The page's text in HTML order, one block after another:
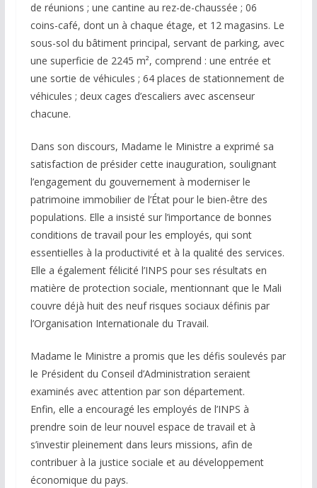
de réunions ; une cantine au rez-de-chaussée ; 06
coins-café, dont un à chaque étage, et 12 magasins. Le
sous-sol du bâtiment principal, servant de parking, avec
une superficie de 2245 m², comprend : une entrée et
une sortie de véhicules ; 64 places de stationnement de
véhicules ; deux cages d’escaliers avec ascenseur
chacune.
Dans son discours, Madame le Ministre a exprimé sa
satisfaction de présider cette inauguration, soulignant
l’engagement du gouvernement à moderniser le
patrimoine immobilier de l’État pour le bien-être des
populations. Elle a insisté sur l’importance de bonnes
conditions de travail pour les employés, qui sont
essentielles à la productivité et à la qualité des services.
Elle a également félicité l’INPS pour ses résultats en
matière de protection sociale, mentionnant que le Mali
couvre déjà huit des neuf risques sociaux définis par
l’Organisation Internationale du Travail.
Madame le Ministre a promis que les défis soulevés par
le Président du Conseil d’Administration seraient
examinés avec attention par son département.
Enfin, elle a encouragé les employés de l’INPS à
prendre soin de leur nouvel espace de travail et à
s’investir pleinement dans leurs missions, afin de
contribuer à la justice sociale et au développement
économique du pays.